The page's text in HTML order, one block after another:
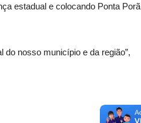
estadual e colocando Ponta Porã
nosso município e da região”,